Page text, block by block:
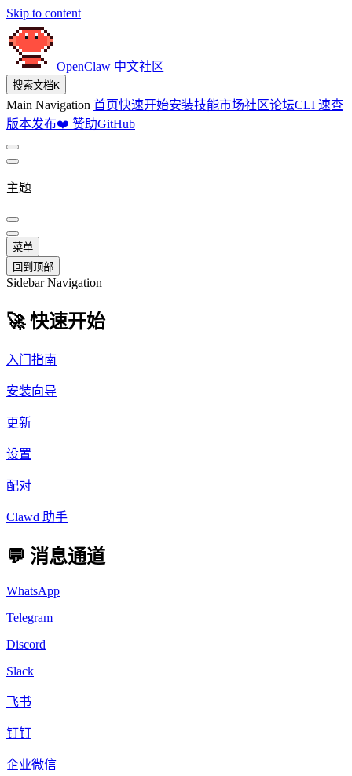
Skip to content
OpenClaw 中文社区
搜索文档K
Main Navigation 首页快速开始安装技能市场社区论坛CLI 速查
版本发布❤️ 赞助GitHub
主题
菜单
回到顶部
Sidebar Navigation
🚀 快速开始
入门指南
安装向导
更新
设置
配对
Clawd 助手
💬 消息通道
WhatsApp
Telegram
Discord
Slack
飞书
钉钉
企业微信